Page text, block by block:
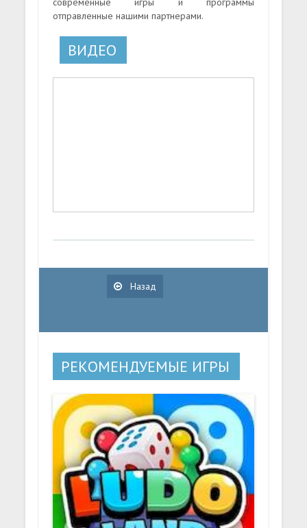
отправленные нашими партнерами.
ВИДЕО
Назад
РЕКОМЕНДУЕМЫЕ ИГРЫ